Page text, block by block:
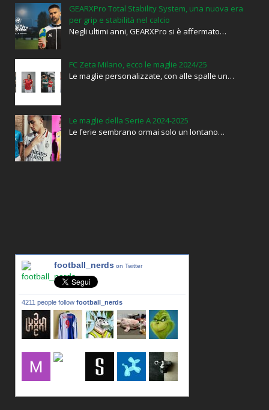
GEARXPro Total Stability System, una nuova era
per grip e stabilità nel calcio
Negli ultimi anni, GEARXPro si è affermato…
FC Zeta Milano, ecco le maglie 2024/25
Le maglie personalizzate, con alle spalle un…
Le maglie della Serie A 2024-2025
Le ferie sembrano ormai solo un lontano…
football_nerds on Twitter
4211 people follow football_nerds